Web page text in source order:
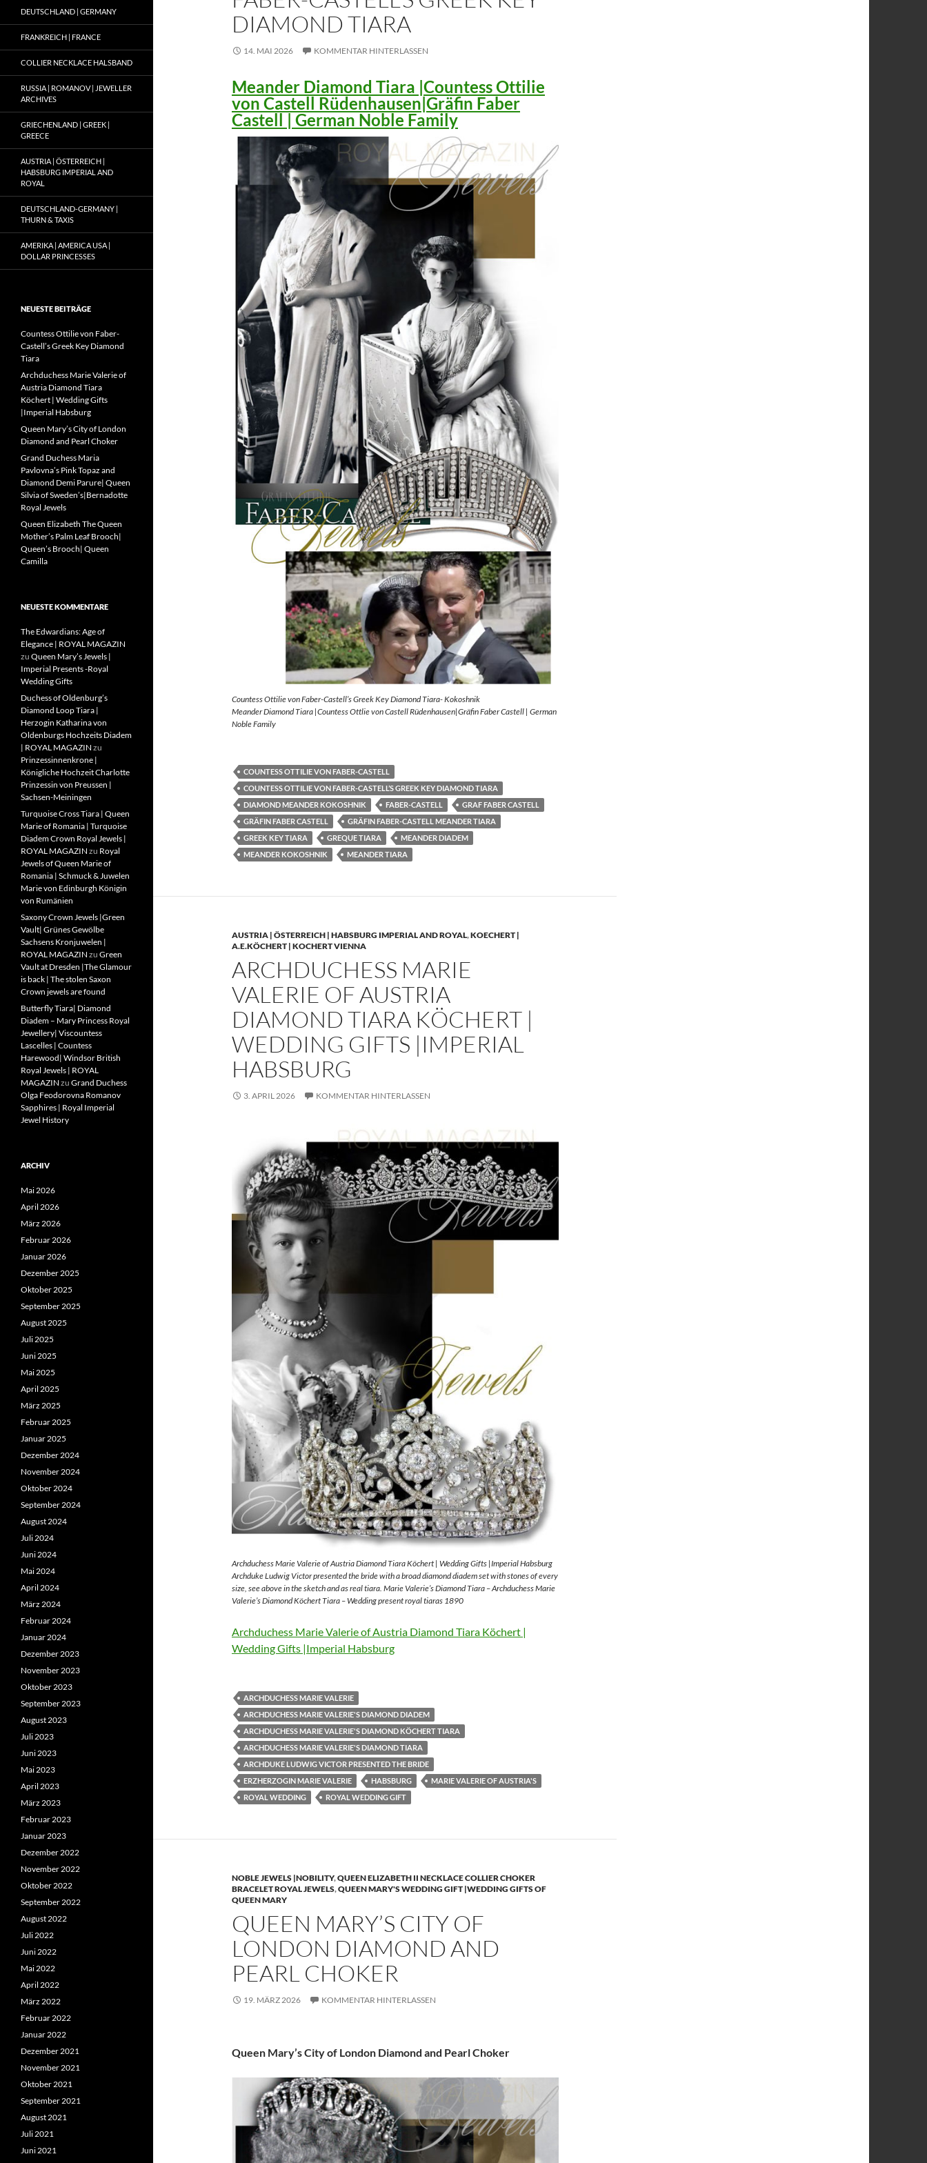
DIAMOND TIARA
14. MAI 2026 KOMMENTAR HINTERLASSEN
Meander Diamond Tiara |Countess Ottilie
von Castell Rüdenhausen|Gräfin Faber
Castell | German Noble Family
Countess Ottilie von Faber-Castell’s Greek Key Diamond Tiara- Kokoshnik
Meander Diamond Tiara |Countess Ottlie von Castell Rüdenhausen|Gräfin Faber Castell | German
Noble Family
COUNTESS OTTILIE VON FABER-CASTELL
COUNTESS OTTILIE VON FABER-CASTELL’S GREEK KEY DIAMOND TIARA
DIAMOND MEANDER KOKOSHNIK
FABER-CASTELL
GRAF FABER CASTELL
GRÄFIN FABER CASTELL
GRÄFIN FABER-CASTELL MEANDER TIARA
GREEK KEY TIARA
GREQUE TIARA
MEANDER DIADEM
MEANDER KOKOSHNIK
MEANDER TIARA
AUSTRIA | ÖSTERREICH | HABSBURG IMPERIAL AND ROYAL,KOECHERT |
A.E.KÖCHERT | KOCHERT VIENNA
ARCHDUCHESS MARIE
VALERIE OF AUSTRIA
DIAMOND TIARA KÖCHERT |
WEDDING GIFTS |IMPERIAL
HABSBURG
3. APRIL 2026 KOMMENTAR HINTERLASSEN
Archduchess Marie Valerie of Austria Diamond Tiara Köchert | Wedding Gifts |Imperial Habsburg
Archduke Ludwig Victor presented the bride with a broad diamond diadem set with stones of every
size, see above in the sketch and as real tiara. Marie Valerie’s Diamond Tiara – Archduchess Marie
Valerie’s Diamond Köchert Tiara – Wedding present royal tiaras 1890
Archduchess Marie Valerie of Austria Diamond Tiara Köchert |
Wedding Gifts |Imperial Habsburg
ARCHDUCHESS MARIE VALERIE
ARCHDUCHESS MARIE VALERIE'S DIAMOND DIADEM
ARCHDUCHESS MARIE VALERIE'S DIAMOND KÖCHERT TIARA
ARCHDUCHESS MARIE VALERIE'S DIAMOND TIARA
ARCHDUKE LUDWIG VICTOR PRESENTED THE BRIDE
ERZHERZOGIN MARIE VALERIE
HABSBURG
MARIE VALERIE OF AUSTRIA'S
ROYAL WEDDING
ROYAL WEDDING GIFT
NOBLE JEWELS |NOBILITY,QUEEN ELIZABETH II NECKLACE COLLIER CHOKER
BRACELET ROYAL JEWELS,QUEEN MARY'S WEDDING GIFT |WEDDING GIFTS OF
QUEEN MARY
QUEEN MARY’S CITY OF
LONDON DIAMOND AND
PEARL CHOKER
19. MÄRZ 2026 KOMMENTAR HINTERLASSEN
Queen Mary’s City of London Diamond and Pearl Choker
DEUTSCHLAND | GERMANY
FRANKREICH | FRANCE
COLLIER NECKLACE HALSBAND
RUSSIA | ROMANOV | JEWELLER
ARCHIVES
GRIECHENLAND | GREEK |
GREECE
AUSTRIA | ÖSTERREICH |
HABSBURG IMPERIAL AND
ROYAL
DEUTSCHLAND-GERMANY |
THURN & TAXIS
AMERIKA | AMERICA USA |
DOLLAR PRINCESSES
NEUESTE BEITRÄGE
Countess Ottilie von Faber-
Castell’s Greek Key Diamond
Tiara
Archduchess Marie Valerie of
Austria Diamond Tiara
Köchert | Wedding Gifts
|Imperial Habsburg
Queen Mary’s City of London
Diamond and Pearl Choker
Grand Duchess Maria
Pavlovna’s Pink Topaz and
Diamond Demi Parure| Queen
Silvia of Sweden’s|Bernadotte
Royal Jewels
Queen Elizabeth The Queen
Mother’s Palm Leaf Brooch|
Queen’s Brooch| Queen
Camilla
NEUESTE KOMMENTARE
The Edwardians: Age of
Elegance | ROYAL MAGAZIN
zu Queen Mary’s Jewels |
Imperial Presents -Royal
Wedding Gifts
Duchess of Oldenburg’s
Diamond Loop Tiara |
Herzogin Katharina von
Oldenburgs Hochzeits Diadem
| ROYAL MAGAZIN zu
Prinzessinnenkrone |
Königliche Hochzeit Charlotte
Prinzessin von Preussen |
Sachsen-Meiningen
Turquoise Cross Tiara | Queen
Marie of Romania | Turquoise
Diadem Crown Royal Jewels |
ROYAL MAGAZIN zu Royal
Jewels of Queen Marie of
Romania | Schmuck & Juwelen
Marie von Edinburgh Königin
von Rumänien
Saxony Crown Jewels |Green
Vault| Grünes Gewölbe
Sachsens Kronjuwelen |
ROYAL MAGAZIN zu Green
Vault at Dresden |The Glamour
is back | The stolen Saxon
Crown jewels are found
Butterfly Tiara| Diamond
Diadem – Mary Princess Royal
Jewellery| Viscountess
Lascelles | Countess
Harewood| Windsor British
Royal Jewels | ROYAL
MAGAZIN zu Grand Duchess
Olga Feodorovna Romanov
Sapphires | Royal Imperial
Jewel History
ARCHIV
Mai 2026
April 2026
März 2026
Februar 2026
Januar 2026
Dezember 2025
Oktober 2025
September 2025
August 2025
Juli 2025
Juni 2025
Mai 2025
April 2025
März 2025
Februar 2025
Januar 2025
Dezember 2024
November 2024
Oktober 2024
September 2024
August 2024
Juli 2024
Juni 2024
Mai 2024
April 2024
März 2024
Februar 2024
Januar 2024
Dezember 2023
November 2023
Oktober 2023
September 2023
August 2023
Juli 2023
Juni 2023
Mai 2023
April 2023
März 2023
Februar 2023
Januar 2023
Dezember 2022
November 2022
Oktober 2022
September 2022
August 2022
Juli 2022
Juni 2022
Mai 2022
April 2022
März 2022
Februar 2022
Januar 2022
Dezember 2021
November 2021
Oktober 2021
September 2021
August 2021
Juli 2021
Juni 2021